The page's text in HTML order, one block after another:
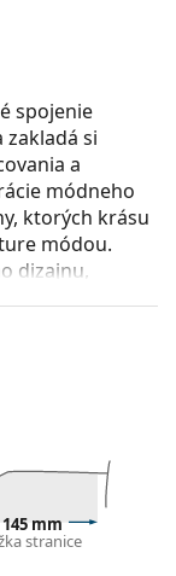
spojenie
si
a
módneho
ktorých krásu
módou.
dizajnu,
tmavými
ak máte
typ tváre.
145 mm
stranice